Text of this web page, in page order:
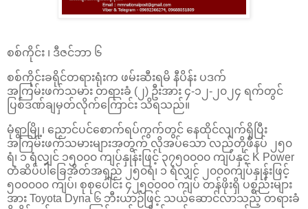
စစ်ကိုင်း ၊ ဒီဇင်ဘာ ၆
စစ်ကိုင်းခရိုင်တရားရုံးက ဖမ်းဆီးရမိ နီပိန်း ပဒက်
အကြမ်းဖက်သမား တရားခံ (၂) ဦးအား ၄-၁၂-၂၀၂၄ ရက်တွင်
ပြစ်ဒဏ်ချမှတ်လိုက်ကြောင်း သိရသည်။
မုံရွာမြို့၊ ညောင်ပင်စောက်ရပ်ကွက်တွင် နေထိုင်လျက်ရှိပြီး
အကြမ်းဖက်သမားများအတွက် လိုအပ်သော လည်တိုဖိနပ် ၂၅၀
ရံ၊ ၁ ရံလျှင် ၁၅၀၀၀ ကျပ်နှုန်းဖြင့် ၃၇၅၀၀၀၀ ကျပ်နှင့် K Power
တံဆိပ်ပါခြေအိတ်အရှည် ၂၅၀ရံ၊ ၁ ရံလျှင် ၂၀၀၀ကျပ်နှုန်းဖြင့်
၅၀၀၀၀၀ ကျပ်၊ စုစုပေါင်း ၄၂၅၀၀၀၀ ကျပ် တန်ဖိုးရှိ ပစ္စည်းများ
အား Toyota Dyna ၆ ဘီးယာဉ်ဖြင့် သယ်ဆောင်လာသည့် တရားခံ